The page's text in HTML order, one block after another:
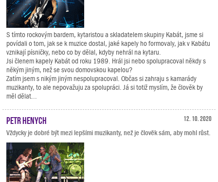
S tímto rockovým bardem, kytaristou a skladatelem skupiny Kabát, jsme si
povídali o tom, jak se k muzice dostal, jaké kapely ho formovaly, jak v Kabátu
vznikají písničky, nebo co by dělal, kdyby nehrál na kytaru.
Jsi členem kapely Kabát od roku 1989. Hrál jsi nebo spolupracoval někdy s
někým jiným, než se svou domovskou kapelou?
Zatím jsem s nikým jiným nespolupracoval. Občas si zahraju s kamarády
muzikanty, to ale nepovažuju za spolupráci. Já si totiž myslím, že člověk by
měl dělat...
12. 10. 2020
Petr Henych
Vždycky je dobré být mezi lepšími muzikanty, než je člověk sám, aby mohl růst.